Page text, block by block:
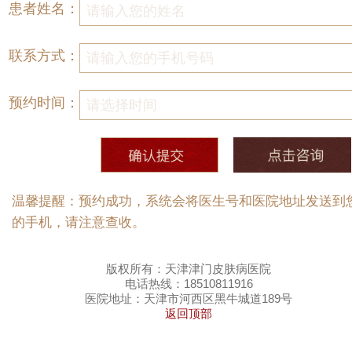
患者姓名：
联系方式：
预约时间：
温馨提醒：预约成功，系统会将医生号和医院地址发送到
的手机，请注意查收。
版权所有：天津津门皮肤病医院
电话热线：18510811916
医院地址：天津市河西区黑牛城道189号
返回顶部